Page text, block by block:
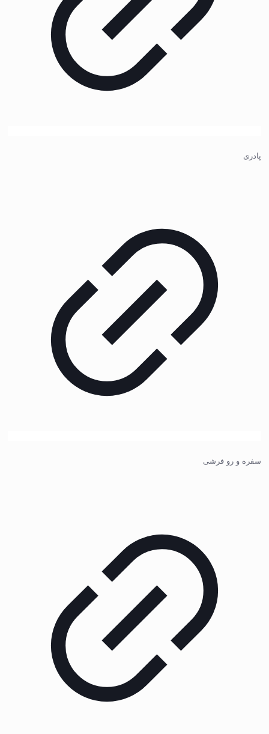
پادری
سفره و رو فرشی